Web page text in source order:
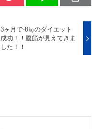
3ヶ月で-8㎏のダイエット
成功！！腹筋が見えてきま
した！！